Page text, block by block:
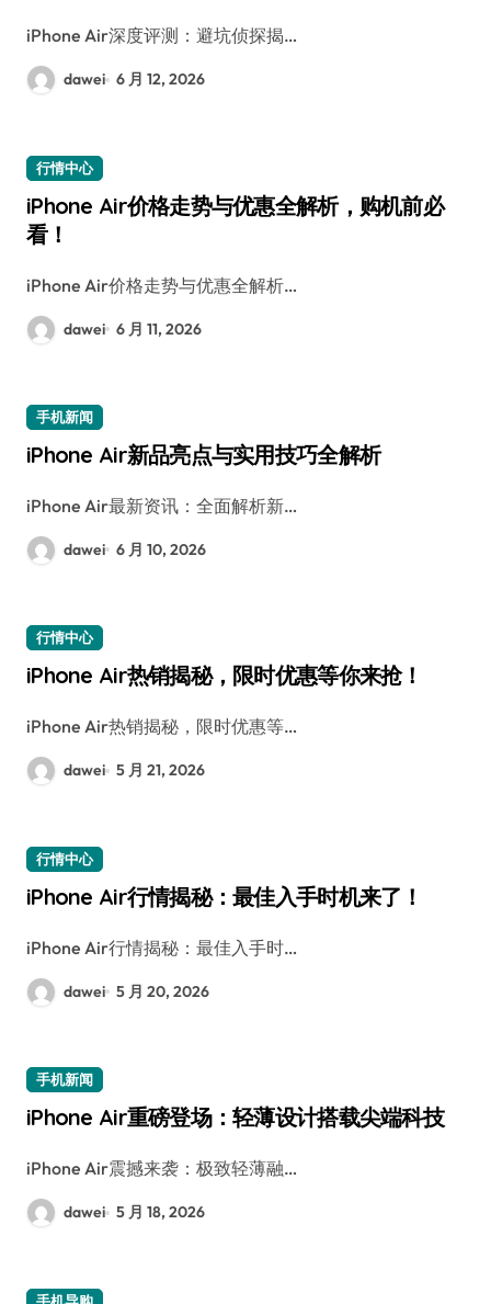
iPhone Air深度评测：避坑侦探揭…
dawei 6 月 12, 2026
行情中心
iPhone Air价格走势与优惠全解析，购机前必
看！
iPhone Air价格走势与优惠全解析…
dawei 6 月 11, 2026
手机新闻
iPhone Air新品亮点与实用技巧全解析
iPhone Air最新资讯：全面解析新…
dawei 6 月 10, 2026
行情中心
iPhone Air热销揭秘，限时优惠等你来抢！
iPhone Air热销揭秘，限时优惠等…
dawei 5 月 21, 2026
行情中心
iPhone Air行情揭秘：最佳入手时机来了！
iPhone Air行情揭秘：最佳入手时…
dawei 5 月 20, 2026
手机新闻
iPhone Air重磅登场：轻薄设计搭载尖端科技
iPhone Air震撼来袭：极致轻薄融…
dawei 5 月 18, 2026
手机导购